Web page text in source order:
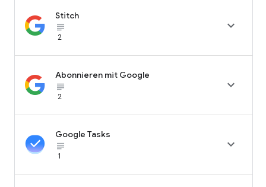
Stitch
subject_black
2

Abonnieren mit Google
subject_black
2

Google Tasks
subject_black
1
